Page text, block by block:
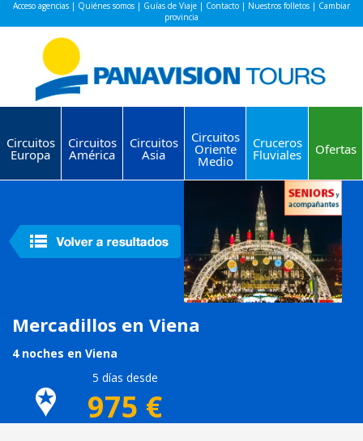
Acceso agencias | Quiénes somos | Guías de Viaje | Contacto | Nuestros folletos | Cambiar
provincia
Circuitos
Europa
Circuitos
América
Circuitos
Asia
Circuitos
Oriente
Medio
Cruceros
Fluviales Ofertas
Mercadillos en Viena
4 noches en Viena
5 días desde
975 €